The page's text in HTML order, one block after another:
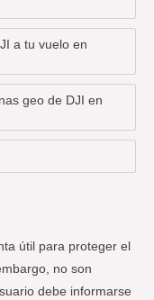
a tu vuelo en
geo de DJI en
útil para proteger el
no son
debe informarse